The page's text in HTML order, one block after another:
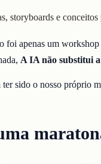
storyboards e conceitos
foi apenas um
A IA não substitui
sido o nosso próprio